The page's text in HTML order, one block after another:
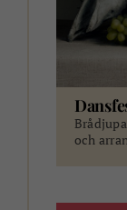
och